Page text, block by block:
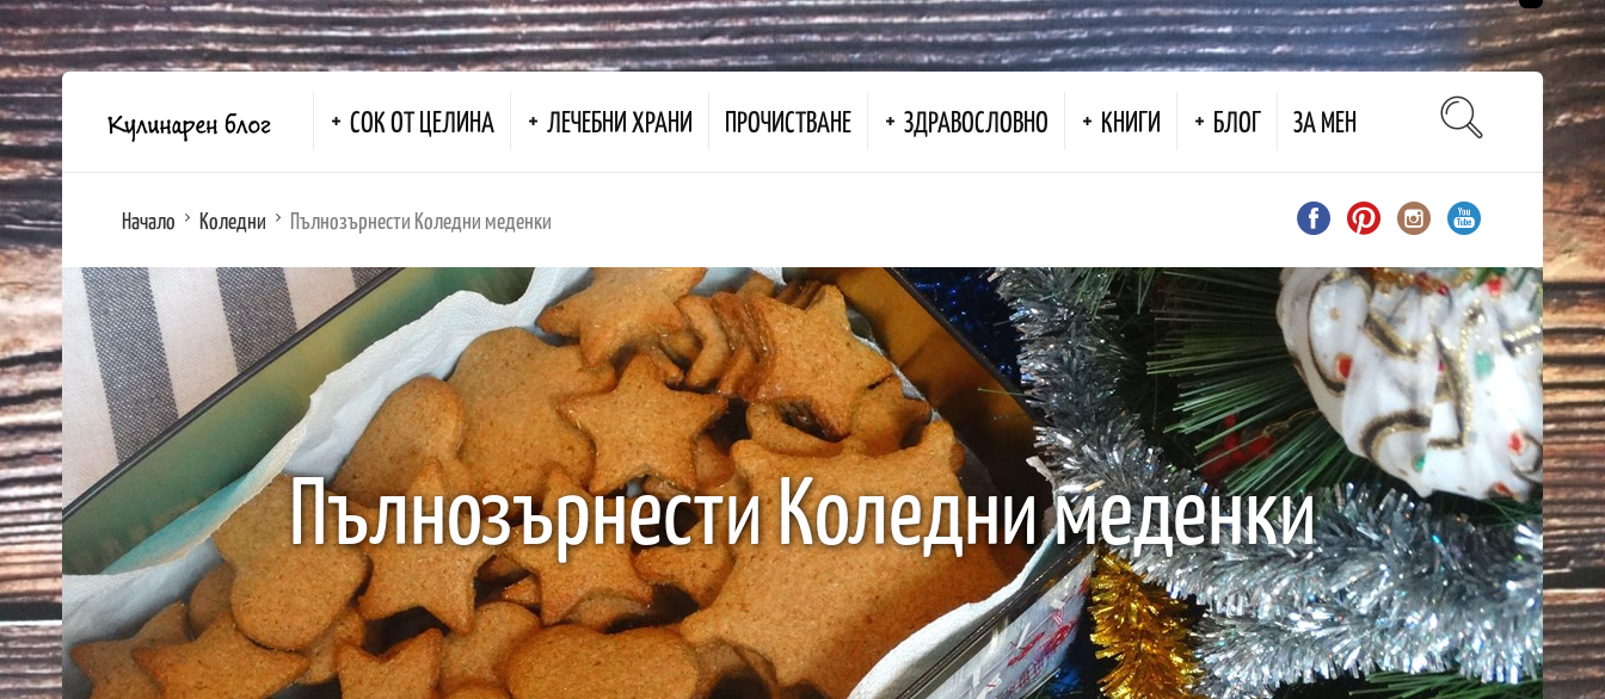
СОК ОТ ЦЕЛИНА ЛЕЧЕБНИ ХРАНИ ПРОЧИСТВАНЕ ЗДРАВОСЛОВНО КНИГИ БЛОГ ЗА МЕН
Начало Коледни Пълнозърнести Коледни меденки
Пълнозърнести Коледни меденки